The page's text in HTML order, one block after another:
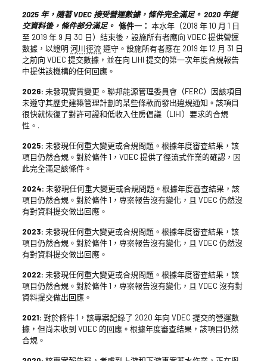
2025 年，隨著 VDEC 接受營運數據，條件完全滿足。 2020 年提
交資料後，條件部分滿足。 條件一： 本水年（2018 年 10 月 1 日
至 2019 年 9 月 30 日）結束後，設施所有者應向 VDEC 提供營運
數據，以證明 河川徑流遵守。設施所有者應在 2019 年 12 月 31 日
之前向 VDEC 提交數據，並在向 LIHI 提交的第一次年度合規報告
中提供該機構的任何回應。
2026: 未發現實質變更。聯邦能源管理委員會（FERC）因該項目
未遵守其歷史建築管理計劃的某些條款而發出違規通知。該項目
很快就恢復了對許可證和低收入住房倡議（LIHI）要求的合規
性。.
2025: 未發現任何重大變更或合規問題。根據年度審查結果，該
項目仍然合規。對於條件 1，VDEC 提供了徑流式作業的確認，因
此完全滿足該條件。
2024: 未發現任何重大變更或合規問題。根據年度審查結果，該
項目仍然合規。對於條件 1，專案報告沒有變化，且 VDEC 仍然沒
有對資料提交做出回應。
2023: 未發現任何重大變更或合規問題。根據年度審查結果，該
項目仍然合規。對於條件 1，專案報告沒有變化，且 VDEC 仍然沒
有對資料提交做出回應。
2022: 未發現任何重大變更或合規問題。根據年度審查結果，該
項目仍然合規。對於條件 1，專案報告沒有變化，且 VDEC 沒有對
資料提交做出回應。
2021: 對於條件 1，該專案記錄了 2020 年向 VDEC 提交的營運數
據，但尚未收到 VDEC 的回應。根據年度審查結果，該項目仍然
合規。